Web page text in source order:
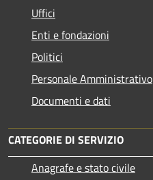
Uffici
Enti e fondazioni
Politici
Personale Amministrativo
Documenti e dati
CATEGORIE DI SERVIZIO
Anagrafe e stato civile